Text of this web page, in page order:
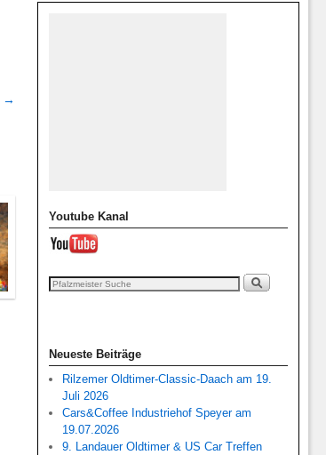
→
Youtube Kanal
Neueste Beiträge
Rilzemer Oldtimer-Classic-Daach am 19.
Juli 2026
Cars&Coffee Industriehof Speyer am
19.07.2026
9. Landauer Oldtimer & US Car Treffen